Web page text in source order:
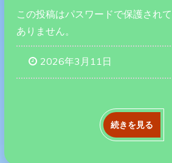
この投稿はパスワードで保護され
ありません。
2026年3月11日
続きを見る